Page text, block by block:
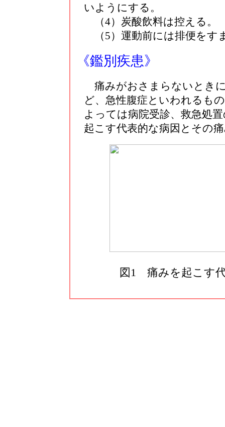
いようにする。
（4）炭酸飲料は控える。
（5）運動前には排便をす
《鑑別疾患》
痛みがおさまらないとき
ど、急性腹症といわれるも
よっては病院受診、救急処
起こす代表的な病因とその
図1 痛みを起こす